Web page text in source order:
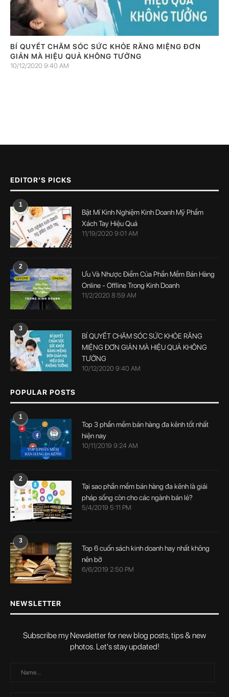
BÍ QUYẾT CHĂM SÓC SỨC KHỎE RĂNG MIỆNG ĐƠN
GIẢN MÀ HIỆU QUẢ KHÔNG TƯỞNG
10/12/2020 9:40 AM
EDITOR’S PICKS
1
Bật Mí Kinh Nghiệm Kinh Doanh Mỹ Phẩm
Xách Tay Hiệu Quả
11/19/2020 9:01 AM
2
Ưu Và Nhược Điểm Của Phần Mềm Bán Hàng
Online - Offline Trong Kinh Doanh
11/2/2020 8:59 AM
3
BÍ QUYẾT CHĂM SÓC SỨC KHỎE RĂNG
MIỆNG ĐƠN GIẢN MÀ HIỆU QUẢ KHÔNG
TƯỞNG
10/12/2020 9:40 AM
POPULAR POSTS
1
Top 3 phần mềm bán hàng đa kênh tốt nhất
hiện nay
10/11/2019 9:24 AM
2
Tại sao phần mềm bán hàng đa kênh là giải
pháp sống còn cho các ngành bán lẻ?
5/4/2019 5:11 PM
3
Top 6 cuốn sách kinh doanh hay nhất không
nên bỡ
6/6/2019 2:50 PM
NEWSLETTER
Subscribe my Newsletter for new blog posts, tips & new
photos. Let's stay updated!